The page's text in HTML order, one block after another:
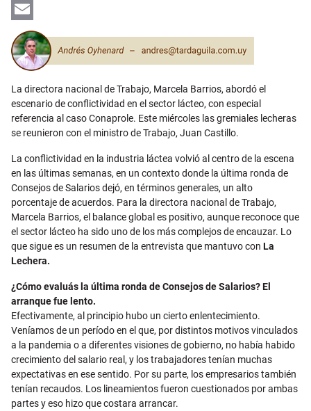
LinkedIn
Email
La directora nacional de Trabajo, Marcela Barrios, abordó el
escenario de conflictividad en el sector lácteo, con especial
referencia al caso Conaprole. Este miércoles las gremiales lecheras
se reunieron con el ministro de Trabajo, Juan Castillo.
La conflictividad en la industria láctea volvió al centro de la escena
en las últimas semanas, en un contexto donde la última ronda de
Consejos de Salarios dejó, en términos generales, un alto
porcentaje de acuerdos. Para la directora nacional de Trabajo,
Marcela Barrios, el balance global es positivo, aunque reconoce que
el sector lácteo ha sido uno de los más complejos de encauzar. Lo
que sigue es un resumen de la entrevista que mantuvo con La
Lechera.
¿Cómo evaluás la última ronda de Consejos de Salarios? El
arranque fue lento.
Efectivamente, al principio hubo un cierto enlentecimiento.
Veníamos de un período en el que, por distintos motivos vinculados
a la pandemia o a diferentes visiones de gobierno, no había habido
crecimiento del salario real, y los trabajadores tenían muchas
expectativas en ese sentido. Por su parte, los empresarios también
tenían recaudos. Los lineamientos fueron cuestionados por ambas
partes y eso hizo que costara arrancar.